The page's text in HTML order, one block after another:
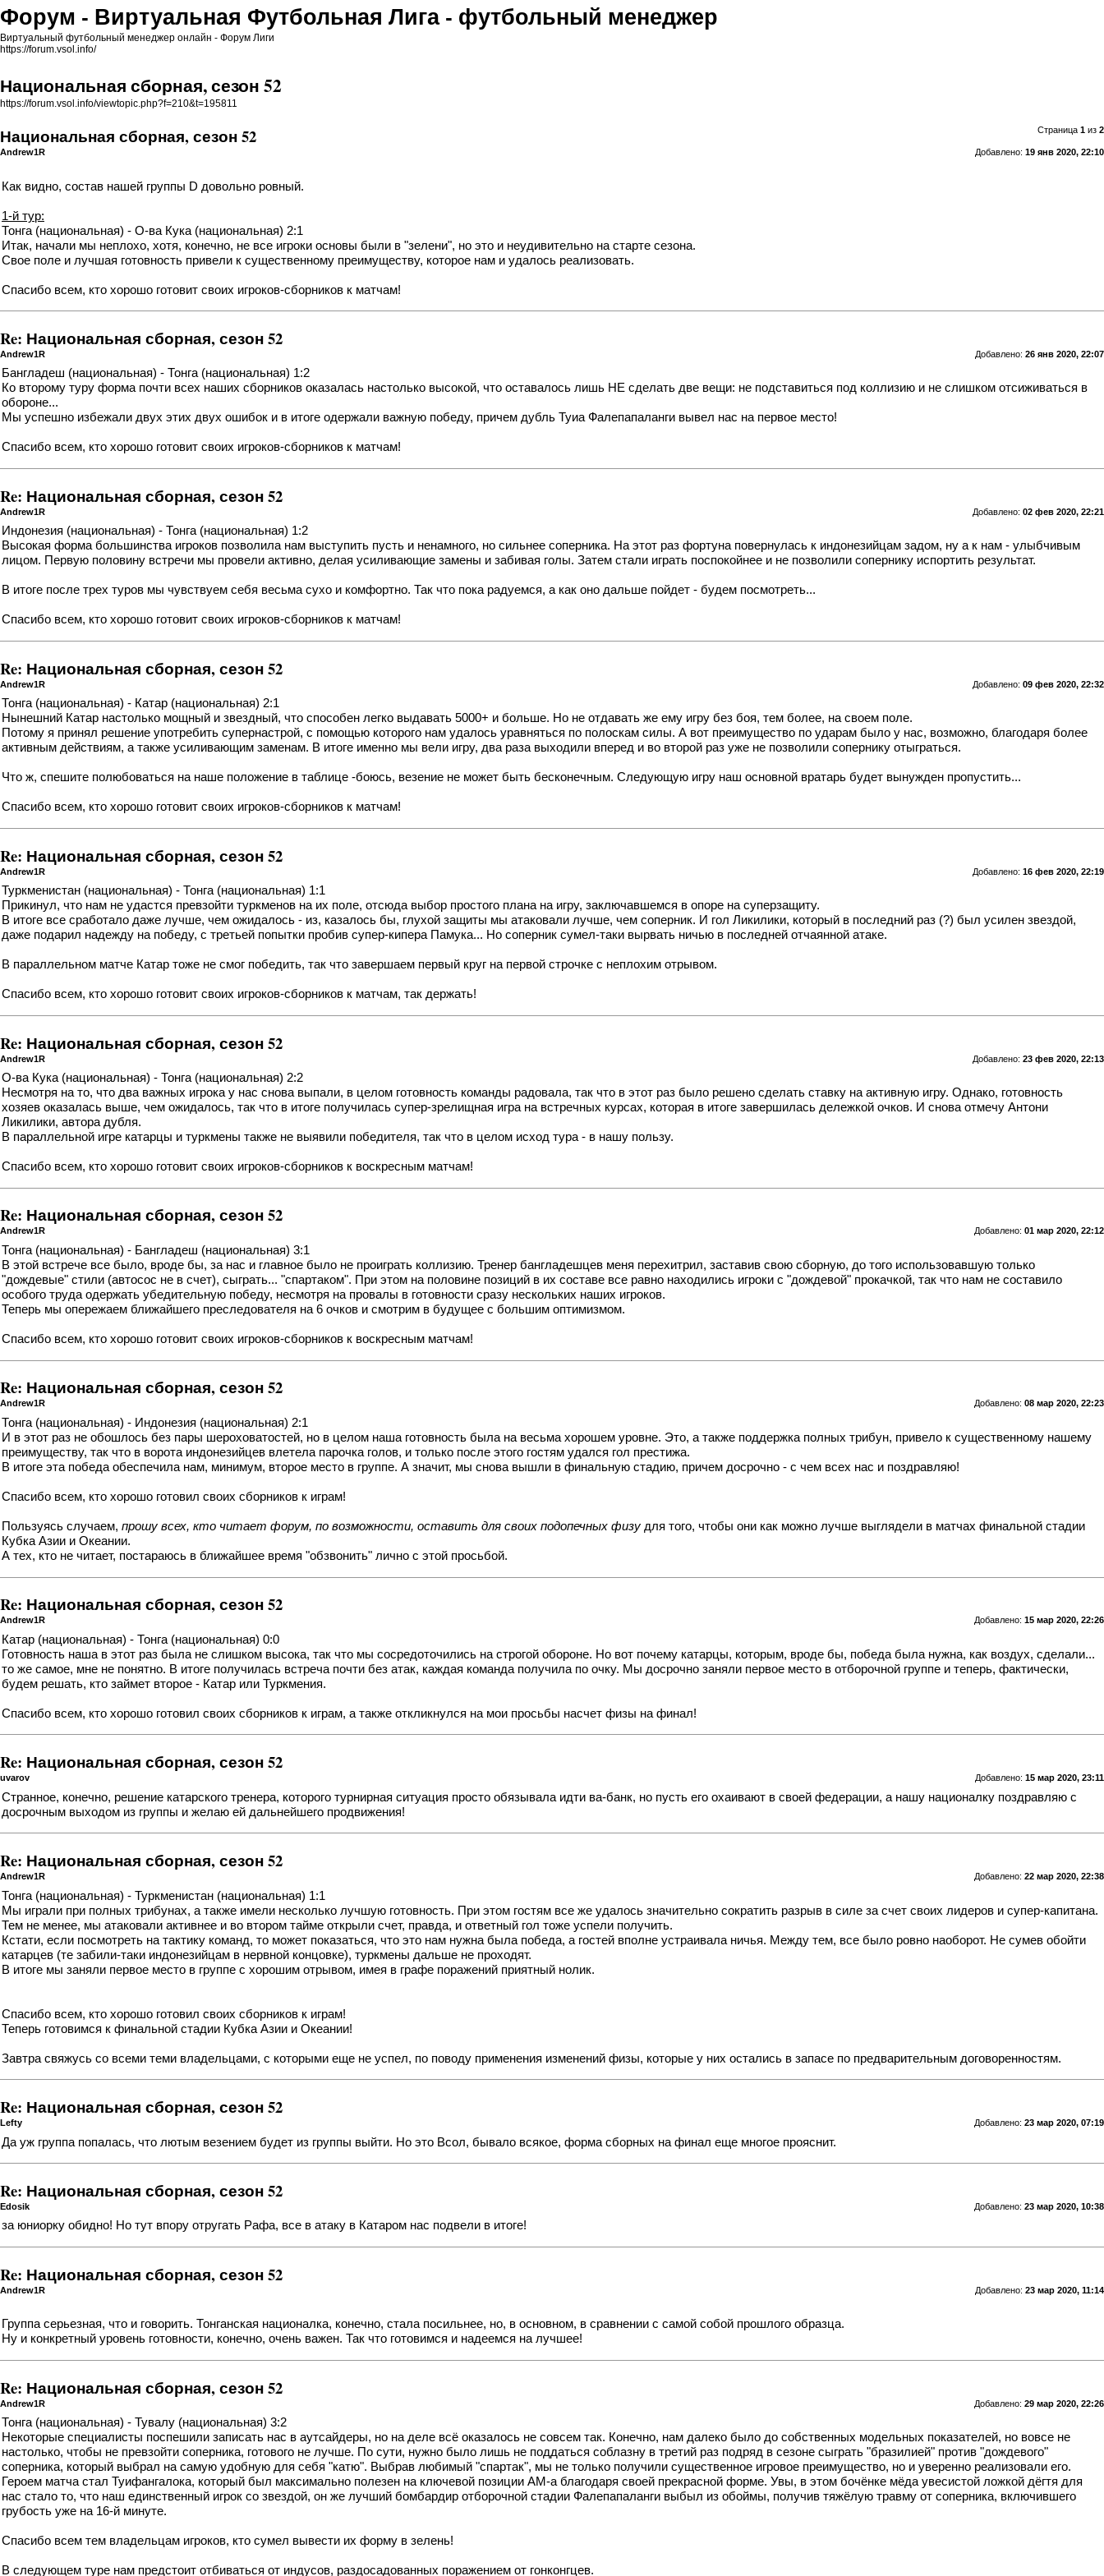
Форум - Виртуальная Футбольная Лига - футбольный менеджер
Виртуальный футбольный менеджер онлайн - Форум Лиги
https://forum.vsol.info/
Национальная сборная, сезон 52
https://forum.vsol.info/viewtopic.php?f=210&t=195811
Страница 1 из 2
Национальная сборная, сезон 52
Добавлено: 19 янв 2020, 22:10
Andrew1R
Как видно, состав нашей группы D довольно ровный.
1-й тур:
Тонга (национальная) - О-ва Кука (национальная) 2:1
Итак, начали мы неплохо, хотя, конечно, не все игроки основы были в "зелени", но это и неудивительно на старте сезона.
Свое поле и лучшая готовность привели к существенному преимуществу, которое нам и удалось реализовать.
Спасибо всем, кто хорошо готовит своих игроков-сборников к матчам!
Re: Национальная сборная, сезон 52
Добавлено: 26 янв 2020, 22:07
Andrew1R
Бангладеш (национальная) - Тонга (национальная) 1:2
Ко второму туру форма почти всех наших сборников оказалась настолько высокой, что оставалось лишь НЕ сделать две вещи: не подставиться под коллизию и не слишком отсиживаться в
обороне...
Мы успешно избежали двух этих двух ошибок и в итоге одержали важную победу, причем дубль Туиа Фалепапаланги вывел нас на первое место!
Спасибо всем, кто хорошо готовит своих игроков-сборников к матчам!
Re: Национальная сборная, сезон 52
Добавлено: 02 фев 2020, 22:21
Andrew1R
Индонезия (национальная) - Тонга (национальная) 1:2
Высокая форма большинства игроков позволила нам выступить пусть и ненамного, но сильнее соперника. На этот раз фортуна повернулась к индонезийцам задом, ну а к нам - улыбчивым
лицом. Первую половину встречи мы провели активно, делая усиливающие замены и забивая голы. Затем стали играть поспокойнее и не позволили сопернику испортить результат.
В итоге после трех туров мы чувствуем себя весьма сухо и комфортно. Так что пока радуемся, а как оно дальше пойдет - будем посмотреть...
Спасибо всем, кто хорошо готовит своих игроков-сборников к матчам!
Re: Национальная сборная, сезон 52
Добавлено: 09 фев 2020, 22:32
Andrew1R
Тонга (национальная) - Катар (национальная) 2:1
Нынешний Катар настолько мощный и звездный, что способен легко выдавать 5000+ и больше. Но не отдавать же ему игру без боя, тем более, на своем поле.
Потому я принял решение употребить супернастрой, с помощью которого нам удалось уравняться по полоскам силы. А вот преимущество по ударам было у нас, возможно, благодаря более
активным действиям, а также усиливающим заменам. В итоге именно мы вели игру, два раза выходили вперед и во второй раз уже не позволили сопернику отыграться.
Что ж, спешите полюбоваться на наше положение в таблице -боюсь, везение не может быть бесконечным. Следующую игру наш основной вратарь будет вынужден пропустить...
Спасибо всем, кто хорошо готовит своих игроков-сборников к матчам!
Re: Национальная сборная, сезон 52
Добавлено: 16 фев 2020, 22:19
Andrew1R
Туркменистан (национальная) - Тонга (национальная) 1:1
Прикинул, что нам не удастся превзойти туркменов на их поле, отсюда выбор простого плана на игру, заключавшемся в опоре на суперзащиту.
В итоге все сработало даже лучше, чем ожидалось - из, казалось бы, глухой защиты мы атаковали лучше, чем соперник. И гол Ликилики, который в последний раз (?) был усилен звездой,
даже подарил надежду на победу, с третьей попытки пробив супер-кипера Памука... Но соперник сумел-таки вырвать ничью в последней отчаянной атаке.
В параллельном матче Катар тоже не смог победить, так что завершаем первый круг на первой строчке с неплохим отрывом.
Спасибо всем, кто хорошо готовит своих игроков-сборников к матчам, так держать!
Re: Национальная сборная, сезон 52
Добавлено: 23 фев 2020, 22:13
Andrew1R
О-ва Кука (национальная) - Тонга (национальная) 2:2
Несмотря на то, что два важных игрока у нас снова выпали, в целом готовность команды радовала, так что в этот раз было решено сделать ставку на активную игру. Однако, готовность
хозяев оказалась выше, чем ожидалось, так что в итоге получилась супер-зрелищная игра на встречных курсах, которая в итоге завершилась дележкой очков. И снова отмечу Антони
Ликилики, автора дубля.
В параллельной игре катарцы и туркмены также не выявили победителя, так что в целом исход тура - в нашу пользу.
Спасибо всем, кто хорошо готовит своих игроков-сборников к воскресным матчам!
Re: Национальная сборная, сезон 52
Добавлено: 01 мар 2020, 22:12
Andrew1R
Тонга (национальная) - Бангладеш (национальная) 3:1
В этой встрече все было, вроде бы, за нас и главное было не проиграть коллизию. Тренер бангладешцев меня перехитрил, заставив свою сборную, до того использовавшую только
"дождевые" стили (автосос не в счет), сыграть... "спартаком". При этом на половине позиций в их составе все равно находились игроки с "дождевой" прокачкой, так что нам не составило
особого труда одержать убедительную победу, несмотря на провалы в готовности сразу нескольких наших игроков.
Теперь мы опережаем ближайшего преследователя на 6 очков и смотрим в будущее с большим оптимизмом.
Спасибо всем, кто хорошо готовит своих игроков-сборников к воскресным матчам!
Re: Национальная сборная, сезон 52
Добавлено: 08 мар 2020, 22:23
Andrew1R
Тонга (национальная) - Индонезия (национальная) 2:1
И в этот раз не обошлось без пары шероховатостей, но в целом наша готовность была на весьма хорошем уровне. Это, а также поддержка полных трибун, привело к существенному нашему
преимуществу, так что в ворота индонезийцев влетела парочка голов, и только после этого гостям удался гол престижа.
В итоге эта победа обеспечила нам, минимум, второе место в группе. А значит, мы снова вышли в финальную стадию, причем досрочно - с чем всех нас и поздравляю!
Спасибо всем, кто хорошо готовил своих сборников к играм!
Пользуясь случаем, прошу всех, кто читает форум, по возможности, оставить для своих подопечных физу для того, чтобы они как можно лучше выглядели в матчах финальной стадии
Кубка Азии и Океании.
А тех, кто не читает, постараюсь в ближайшее время "обзвонить" лично с этой просьбой.
Re: Национальная сборная, сезон 52
Добавлено: 15 мар 2020, 22:26
Andrew1R
Катар (национальная) - Тонга (национальная) 0:0
Готовность наша в этот раз была не слишком высока, так что мы сосредоточились на строгой обороне. Но вот почему катарцы, которым, вроде бы, победа была нужна, как воздух, сделали...
то же самое, мне не понятно. В итоге получилась встреча почти без атак, каждая команда получила по очку. Мы досрочно заняли первое место в отборочной группе и теперь, фактически,
будем решать, кто займет второе - Катар или Туркмения.
Спасибо всем, кто хорошо готовил своих сборников к играм, а также откликнулся на мои просьбы насчет физы на финал!
Re: Национальная сборная, сезон 52
Добавлено: 15 мар 2020, 23:11
uvarov
Странное, конечно, решение катарского тренера, которого турнирная ситуация просто обязывала идти ва-банк, но пусть его охаивают в своей федерации, а нашу националку поздравляю с
досрочным выходом из группы и желаю ей дальнейшего продвижения!
Re: Национальная сборная, сезон 52
Добавлено: 22 мар 2020, 22:38
Andrew1R
Тонга (национальная) - Туркменистан (национальная) 1:1
Мы играли при полных трибунах, а также имели несколько лучшую готовность. При этом гостям все же удалось значительно сократить разрыв в силе за счет своих лидеров и супер-капитана.
Тем не менее, мы атаковали активнее и во втором тайме открыли счет, правда, и ответный гол тоже успели получить.
Кстати, если посмотреть на тактику команд, то может показаться, что это нам нужна была победа, а гостей вполне устраивала ничья. Между тем, все было ровно наоборот. Не сумев обойти
катарцев (те забили-таки индонезийцам в нервной концовке), туркмены дальше не проходят.
В итоге мы заняли первое место в группе с хорошим отрывом, имея в графе поражений приятный нолик.
Спасибо всем, кто хорошо готовил своих сборников к играм!
Теперь готовимся к финальной стадии Кубка Азии и Океании!
Завтра свяжусь со всеми теми владельцами, с которыми еще не успел, по поводу применения изменений физы, которые у них остались в запасе по предварительным договоренностям.
Re: Национальная сборная, сезон 52
Добавлено: 23 мар 2020, 07:19
Lefty
Да уж группа попалась, что лютым везением будет из группы выйти. Но это Всол, бывало всякое, форма сборных на финал еще многое прояснит.
Re: Национальная сборная, сезон 52
Добавлено: 23 мар 2020, 10:38
Edosik
за юниорку обидно! Но тут впору отругать Рафа, все в атаку в Катаром нас подвели в итоге!
Re: Национальная сборная, сезон 52
Добавлено: 23 мар 2020, 11:14
Andrew1R
Группа серьезная, что и говорить. Тонганская националка, конечно, стала посильнее, но, в основном, в сравнении с самой собой прошлого образца.
Ну и конкретный уровень готовности, конечно, очень важен. Так что готовимся и надеемся на лучшее!
Re: Национальная сборная, сезон 52
Добавлено: 29 мар 2020, 22:26
Andrew1R
Тонга (национальная) - Тувалу (национальная) 3:2
Некоторые специалисты поспешили записать нас в аутсайдеры, но на деле всё оказалось не совсем так. Конечно, нам далеко было до собственных модельных показателей, но вовсе не
настолько, чтобы не превзойти соперника, готового не лучше. По сути, нужно было лишь не поддаться соблазну в третий раз подряд в сезоне сыграть "бразилией" против "дождевого"
соперника, который выбрал на самую удобную для себя "катю". Выбрав любимый "спартак", мы не только получили существенное игровое преимущество, но и уверенно реализовали его.
Героем матча стал Туифангалока, который был максимально полезен на ключевой позиции АМ-а благодаря своей прекрасной форме. Увы, в этом бочёнке мёда увесистой ложкой дёгтя для
нас стало то, что наш единственный игрок со звездой, он же лучший бомбардир отборочной стадии Фалепапаланги выбыл из обоймы, получив тяжёлую травму от соперника, включившего
грубость уже на 16-й минуте.
Спасибо всем тем владельцам игроков, кто сумел вывести их форму в зелень!
В следующем туре нам предстоит отбиваться от индусов, раздосадованных поражением от гонконгцев.